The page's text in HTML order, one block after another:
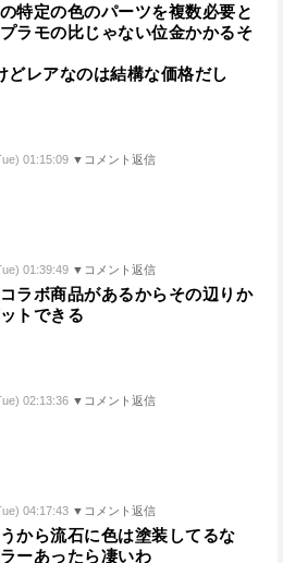
特定の色のパーツを複数必要と
ラモの比じゃない位金かかるそ
どレアなのは結構な価格だし
01:15:09 ▼コメント返信
01:39:49 ▼コメント返信
ラボ商品があるからその辺りか
トできる
02:13:36 ▼コメント返信
04:17:43 ▼コメント返信
から流石に色は塗装してるな
ーあったら凄いわ